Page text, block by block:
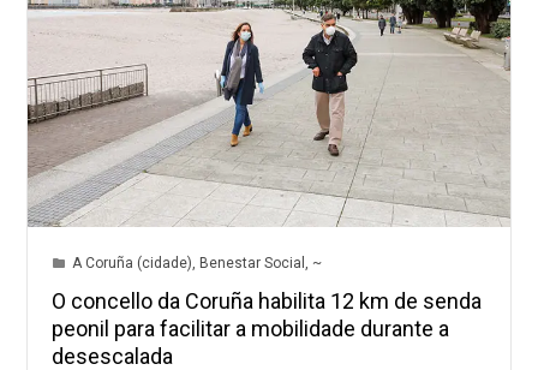
A Coruña (cidade), Benestar Social , ~
O concello da Coruña habilita 12 km de senda
peonil para facilitar a mobilidade durante a
desescalada